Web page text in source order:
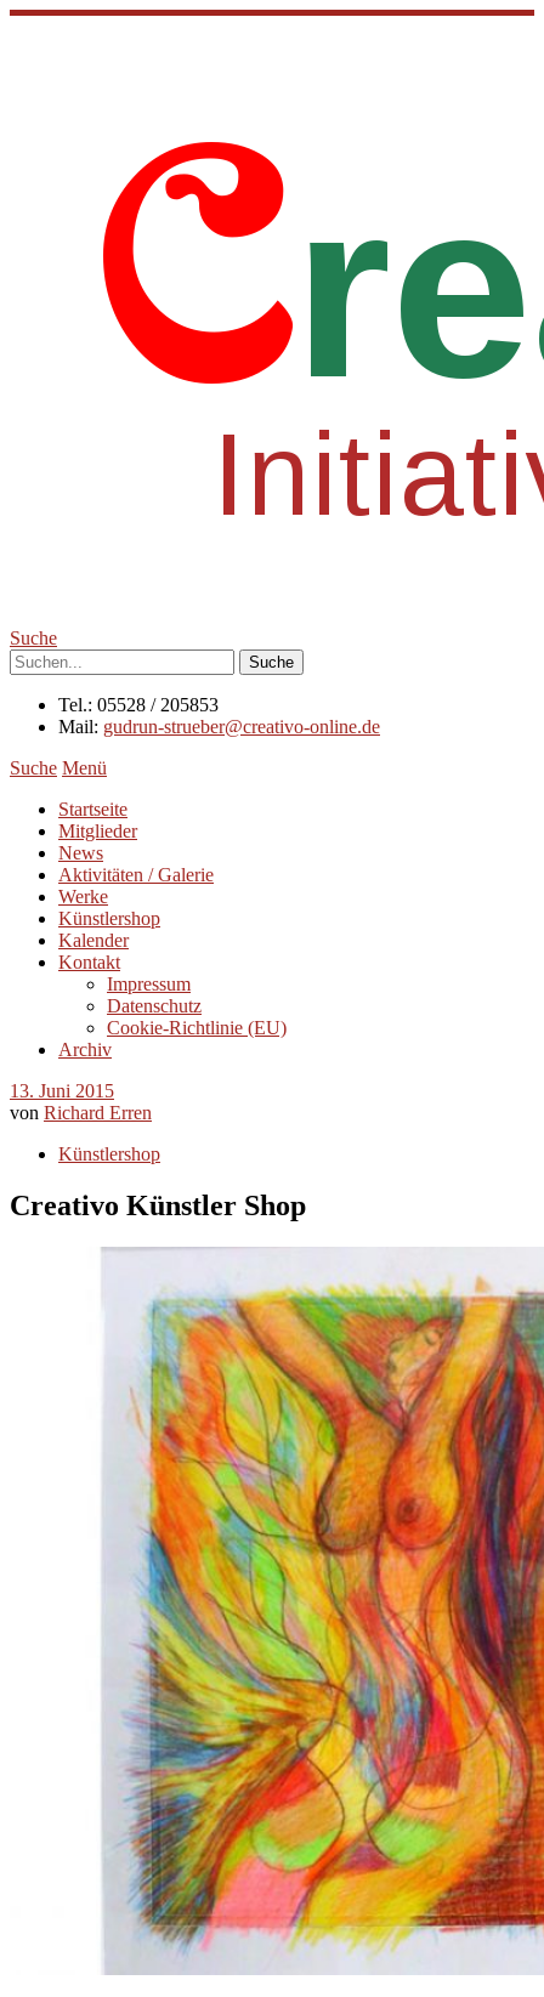
Suche
Tel.: 05528 / 205853
Mail: gudrun-strueber@creativo-online.de
Suche Menü
Startseite
Mitglieder
News
Aktivitäten / Galerie
Werke
Künstlershop
Kalender
Kontakt
Impressum
Datenschutz
Cookie-Richtlinie (EU)
Archiv
13. Juni 2015
von Richard Erren
Künstlershop
Creativo Künstler Shop